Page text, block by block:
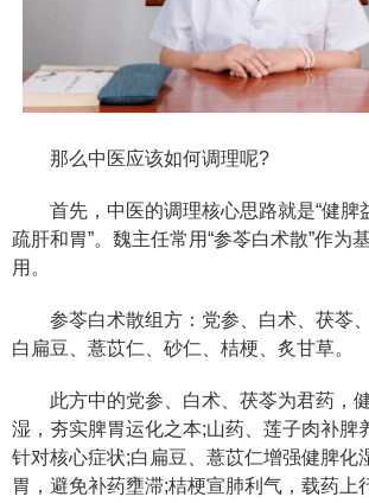
那么中医应该如何调理呢?
首先，中医的调理核心思路就是“健脾
疏肝和胃”。魏主任常用“参苓白术散”作为
用。
参苓白术散组方：党参、白术、茯苓、
白扁豆、薏苡仁、砂仁、桔梗、炙甘草。
此方中的党参、白术、茯苓为君药，
湿，夯实脾胃运化之本;山药、莲子肉补脾
针对核心症状;白扁豆、薏苡仁增强健脾化
胃，避免补药壅滞;桔梗宣肺利气，载药上